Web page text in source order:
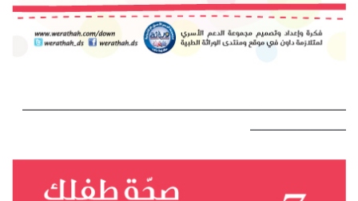
———————————————————————————
————————